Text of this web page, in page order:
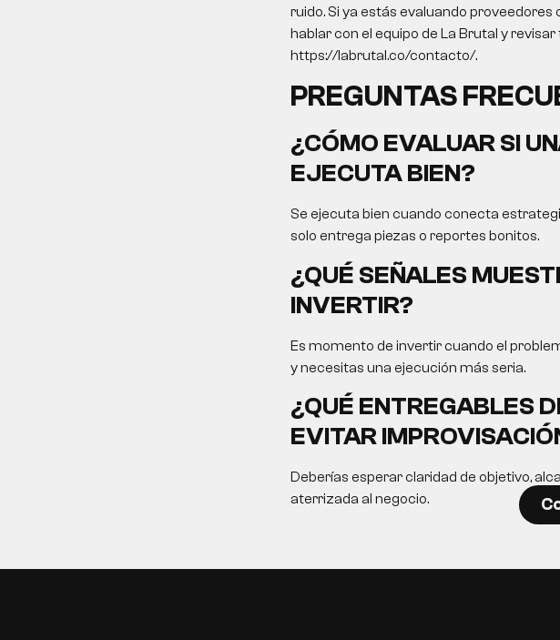
ruido. Si ya estás evaluando
hablar con el equipo de La Brutal y
https://labrutal.co/contacto/.
PREGUNTAS
¿CÓMO EVALUAR SI
EJECUTA BIEN?
Se ejecuta bien cuando conecta
solo entrega piezas o reportes bonitos.
¿QUÉ SEÑALES
INVERTIR?
Es momento de invertir cuando el
y necesitas una ejecución más seria.
¿QUÉ ENTREGABLES
EVITAR
Deberías esperar claridad de objetivo,
aterrizada al negocio.